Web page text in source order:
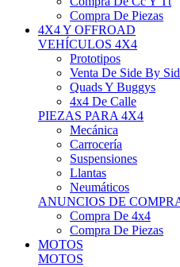
4X4 Y OFFROAD
VEHÍCULOS 4X4
Prototipos
Venta De Side By Side
Quads Y Buggys
4x4 De Calle
PIEZAS PARA 4X4
Mecánica
Carrocería
Suspensiones
Llantas
Neumáticos
ANUNCIOS DE COMPRA
Compra De 4x4
Compra De Piezas
MOTOS
MOTOS
Motos De Circuito